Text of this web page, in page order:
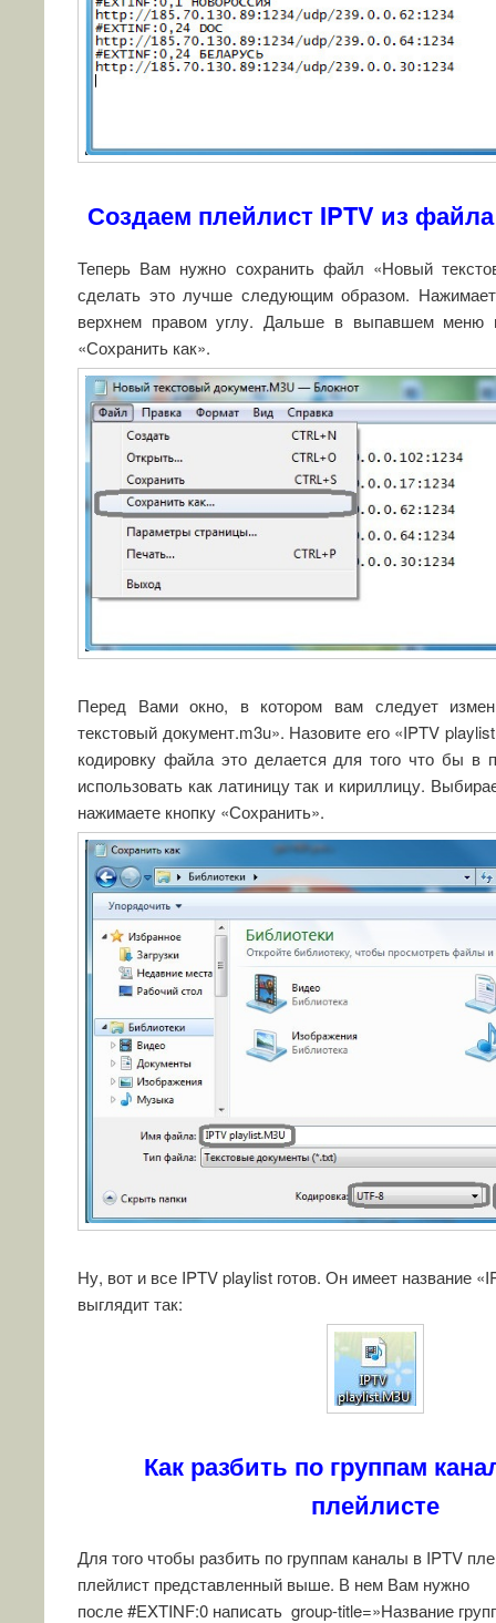
Создаем плейлист IPTV из
Теперь Вам нужно сохранить файл «Новый
сделать это лучше следующим образом.
верхнем правом углу. Дальше в выпавшем меню
«Сохранить как».
Перед Вами окно, в котором вам следует
текстовый документ.m3u». Назовите его «IPTV
кодировку файла это делается для того что бы в
использовать как латиницу так и кириллицу.
нажимаете кнопку «Сохранить».
Ну, вот и все IPTV playlist готов. Он имеет название
выглядит так:
Как разбить по группам
плейлисте
Для того чтобы разбить по группам каналы в IPTV
плейлист представленный выше. В нем Вам нужно
после #EXTINF:0 написать group-title=»Название